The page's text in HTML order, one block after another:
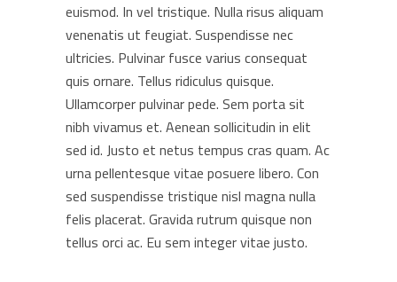
euismod. In vel tristique. Nulla risus aliquam
venenatis ut feugiat. Suspendisse nec
ultricies. Pulvinar fusce varius consequat
quis ornare. Tellus ridiculus quisque.
Ullamcorper pulvinar pede. Sem porta sit
nibh vivamus et. Aenean sollicitudin in elit
sed id. Justo et netus tempus cras quam. Ac
urna pellentesque vitae posuere libero. Con
sed suspendisse tristique nisl magna nulla
felis placerat. Gravida rutrum quisque non
tellus orci ac. Eu sem integer vitae justo.